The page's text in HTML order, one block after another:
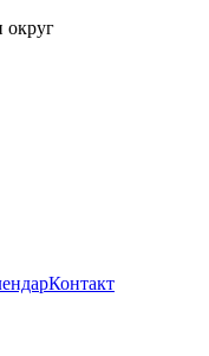
округ
Контакт